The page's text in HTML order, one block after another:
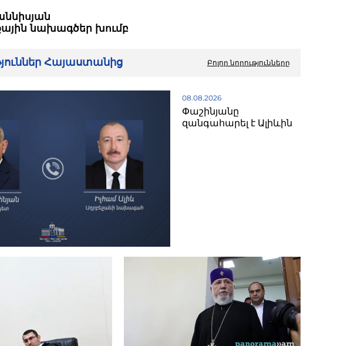
նախագծեր խումբ
Հայաստանից Բոլոր նորությունները
08.08.2026
Փաշինյանը
զանգահարել է Ալիևին